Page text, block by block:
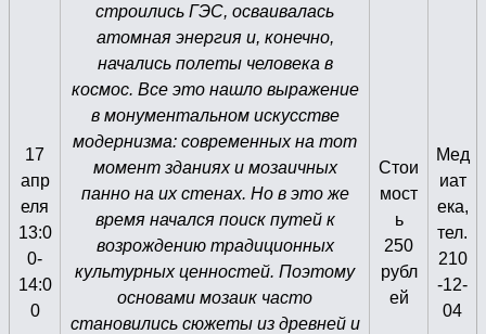
17
апр
еля
13:0
0-
14:0
0
строились ГЭС, осваивалась
атомная энергия и, конечно,
начались полеты человека в
космос. Все это нашло выражение
в монументальном искусстве
модернизма: современных на тот
момент зданиях и мозаичных
панно на их стенах. Но в это же
время начался поиск путей к
возрождению традиционных
культурных ценностей. Поэтому
основами мозаик часто
становились сюжеты из древней и
Стои
мост
ь
250
рубл
ей
Мед
иат
ека,
тел.
210
-12-
04